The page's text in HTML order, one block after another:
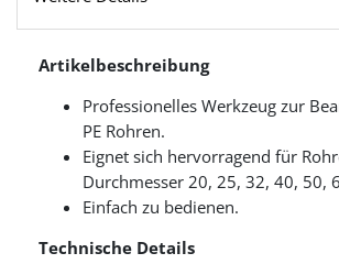
Artikelbeschreibung
Professionelles Werkzeug zur
PE Rohren.
Eignet sich hervorragend für
Durchmesser 20, 25, 32, 40, 50,
Einfach zu bedienen.
Technische Details